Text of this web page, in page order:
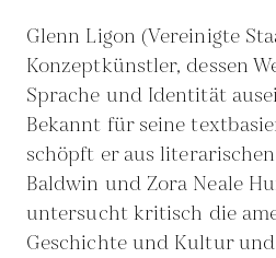
Glenn Ligon (Vereinigte
Konzeptkünstler, dessen
Sprache und Identität
Bekannt für seine
schöpft er aus
Baldwin und Zora Neale
untersucht kritisch die
Geschichte und Kultur